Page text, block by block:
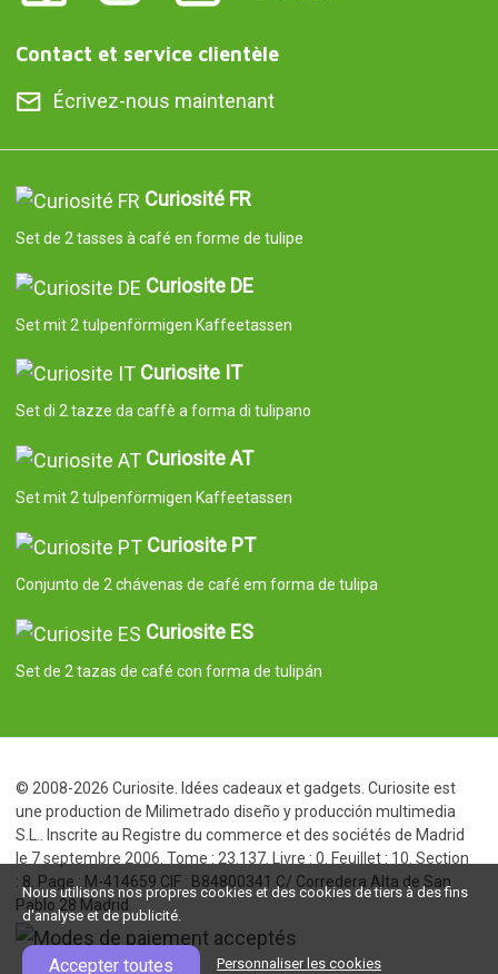
Contact et service clientèle
Écrivez-nous maintenant
Curiosité FR
Set de 2 tasses à café en forme de tulipe
Curiosite DE
Set mit 2 tulpenförmigen Kaffeetassen
Curiosite IT
Set di 2 tazze da caffè a forma di tulipano
Curiosite AT
Set mit 2 tulpenförmigen Kaffeetassen
Curiosite PT
Conjunto de 2 chávenas de café em forma de tulipa
Curiosite ES
Set de 2 tazas de café con forma de tulipán
© 2008-2026 Curiosite. Idées cadeaux et gadgets. Curiosite est
une production de Milimetrado diseño y producción multimedia
S.L.. Inscrite au Registre du commerce et des sociétés de Madrid
le 7 septembre 2006. Tome : 23.137. Livre : 0. Feuillet : 10. Section
: 8. Page : M-414659 CIF : B84800341 C/ Corredera Alta de San
Pablo 28 Madrid
Nous utilisons nos propres cookies et des cookies de tiers à des fins
d'analyse et de publicité.
Accepter toutes Personnaliser les cookies